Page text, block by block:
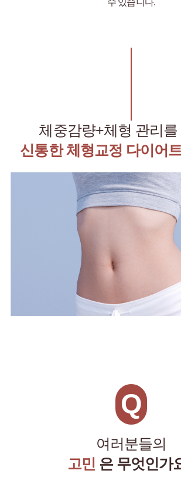
체중감량+체형 관리를
신통한 체형교정 다이어
Q
여러분들의
고민 은 무엇인가